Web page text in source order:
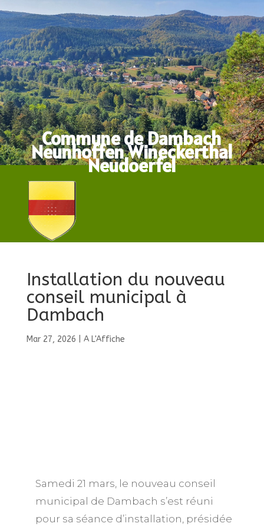
Commune de Dambach
Neunhoffen Wineckerthal
Neudoerfel
Installation du nouveau
conseil municipal à
Dambach
Mar 27, 2026 A L'Affiche
Samedi 21 mars, le nouveau conseil
municipal de Dambach s’est réuni
pour sa séance d’installation, présidée